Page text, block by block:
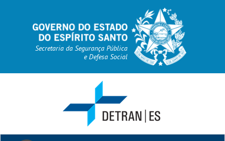
Secretaria da Segurança Pública
e Defesa Social